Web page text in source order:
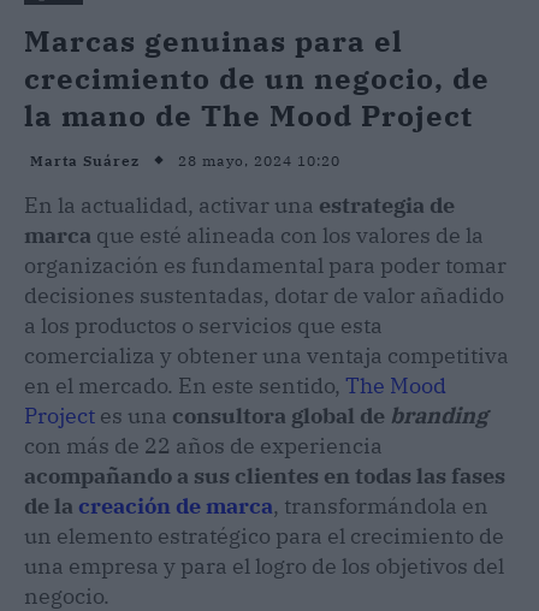
Marcas genuinas para el
crecimiento de un negocio, de
la mano de The Mood Project
Marta Suárez 28 mayo, 2024 10:20
En la actualidad, activar una estrategia de
marca que esté alineada con los valores de la
organización es fundamental para poder tomar
decisiones sustentadas, dotar de valor añadido
a los productos o servicios que esta
comercializa y obtener una ventaja competitiva
en el mercado. En este sentido, The Mood
Project es una consultora global de branding
con más de 22 años de experiencia
acompañando a sus clientes en todas las fases
de la creación de marca, transformándola en
un elemento estratégico para el crecimiento de
una empresa y para el logro de los objetivos del
negocio.